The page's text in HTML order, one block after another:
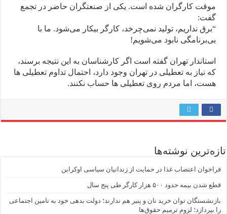
موقت کارگران شده است. یکی از صنعتگران حاضر در تجمع
گفت:
“برق نداریم، تولید نمی‌چرخد، کارگر بیکار می‌شود. ما با
بی‌برنامگی نابود می‌شویم!
استاندار تهران گفته است اگر کارشناسان به این نتیجه برسند،
که نیاز به تعطیلی در تهران وجود دارد، احتمال تداوم تعطیلی ها
هست، اما مردم روی تعطیلی ها حساب نکنند.
تازه‌ترین نوشته‌ها
فراخوان اعتصاب غذا در حمایت از زندانیان سیاسی اوکراین
قطع شدن بیمه حدود ۵۰۰ هزار کارگر طی پنج سال
بازنشستگان توان خرید نان و پنیر هم ندارند؛ دولت بدهی خود به تامین اجتماعی
را بپردازد؛ لزوم ترمیم حقوق‌ها